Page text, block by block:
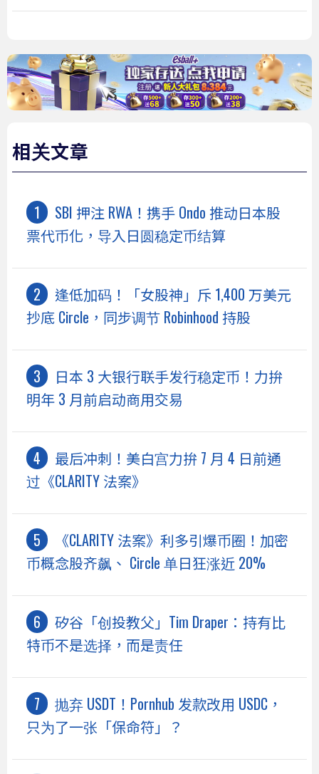
相关文章
SBI 押注 RWA！携手 Ondo 推动日本股
票代币化，导入日圆稳定币结算
逢低加码！「女股神」斥 1,400 万美元
抄底 Circle，同步调节 Robinhood 持股
日本 3 大银行联手发行稳定币！力拚
明年 3 月前启动商用交易
最后冲刺！美白宫力拚 7 月 4 日前通
过《CLARITY 法案》
《CLARITY 法案》利多引爆币圈！加密
币概念股齐飙、 Circle 单日狂涨近 20%
矽谷「创投教父」Tim Draper：持有比
特币不是选择，而是责任
抛弃 USDT！Pornhub 发款改用 USDC，
只为了一张「保命符」？